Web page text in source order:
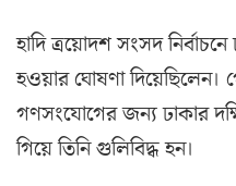
হাদি ত্রয়োদশ সংসদ
হওয়ার ঘোষণা দিয়েছিলেন।
গণসংযোগের জন্য ঢাকার
গিয়ে তিনি গুলিবিদ্ধ হন।